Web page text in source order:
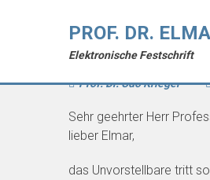
PROF. DR.
Elektronische Festschrift
Professor Elmar
Prof. Dr. Udo Krieger -
Sehr geehrter Herr
lieber Elmar,
das Unvorstellbare tritt